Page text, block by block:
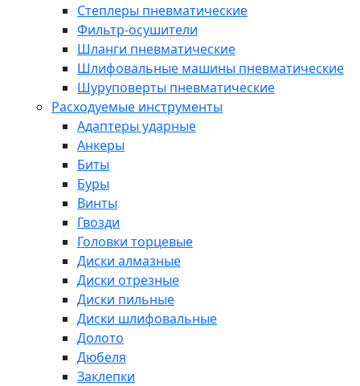
Степлеры пневматические
Фильтр-осушители
Шланги пневматические
Шлифовальные машины пневматические
Шуруповерты пневматические
Расходуемые инструменты
Адаптеры ударные
Анкеры
Биты
Буры
Винты
Гвозди
Головки торцевые
Диски алмазные
Диски отрезные
Диски пильные
Диски шлифовальные
Долото
Дюбеля
Заклепки